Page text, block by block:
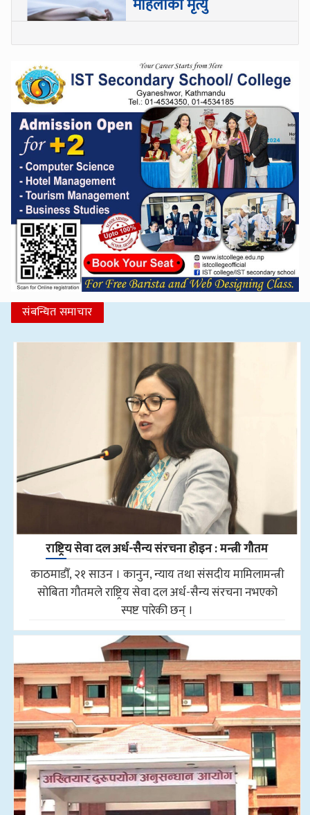
महिलाको मृत्यु
संबन्धित समाचार
राष्ट्रिय सेवा दल अर्ध-सैन्य संरचना होइन : मन्त्री गौतम
काठमाडौँ, २१ साउन । कानुन, न्याय तथा संसदीय मामिलामन्त्री
सोबिता गौतमले राष्ट्रिय सेवा दल अर्ध-सैन्य संरचना नभएको
स्पष्ट पारेकी छन् ।